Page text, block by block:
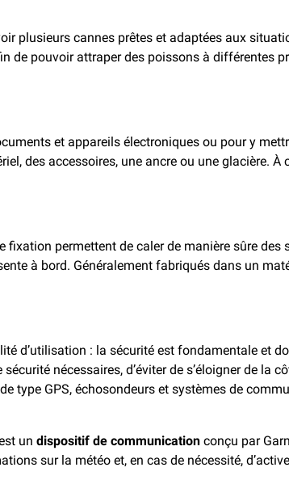
plusieurs cannes prêtes et adaptées aux
pouvoir attraper des poissons à différentes
et appareils électroniques ou pour y
des accessoires, une ancre ou une glacière.
permettent de caler de manière sûre
à bord. Généralement fabriqués dans un
d’utilisation : la sécurité est fondamentale et
nécessaires, d’éviter de s’éloigner de la
type GPS, échosondeurs et systèmes de
un dispositif de communication conçu par
sur la météo et, en cas de nécessité,